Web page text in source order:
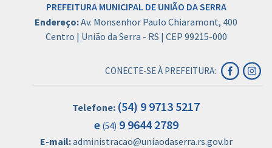
PREFEITURA MUNICIPAL DE UNIÃO DA SERRA
Endereço:Av. Monsenhor Paulo Chiaramont, 400
Centro | União da Serra - RS | CEP 99215-000
CONECTE-SE À PREFEITURA:
Telefone: (54) 9 9713 5217
e (54) 9 9644 2789
E-mail:administracao@uniaodaserra.rs.gov.br